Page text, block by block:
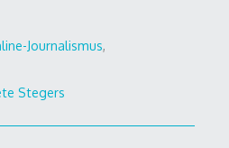
Journalismus,
Stegers